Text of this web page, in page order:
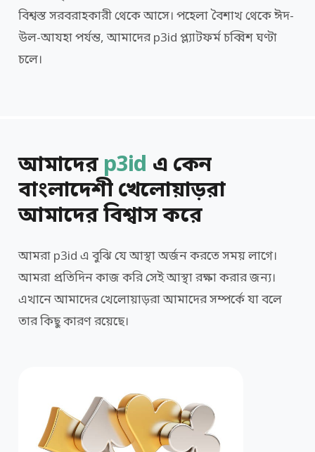
বিশ্বস্ত সরবরাহকারী থেকে আসে। পহেলা বৈশাখ থেকে ঈদ-
উল-আযহা পর্যন্ত, আমাদের p3id প্ল্যাটফর্ম চব্বিশ ঘণ্টা
চলে।
আমাদের p3id এ কেন
বাংলাদেশী খেলোয়াড়রা
আমাদের বিশ্বাস করে
আমরা p3id এ বুঝি যে আস্থা অর্জন করতে সময় লাগে।
আমরা প্রতিদিন কাজ করি সেই আস্থা রক্ষা করার জন্য।
এখানে আমাদের খেলোয়াড়রা আমাদের সম্পর্কে যা বলে
তার কিছু কারণ রয়েছে।